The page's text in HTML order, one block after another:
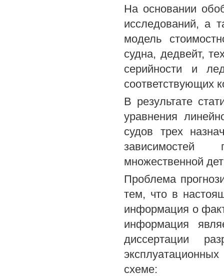
На основании
исследований, а
модель
судна, дедвейт,
серийности и
соответствующих
В результате
уравнения
судов трех
зависимостей
множественной
Проблема
тем, что в
информация о
информация
диссертации
схеме: